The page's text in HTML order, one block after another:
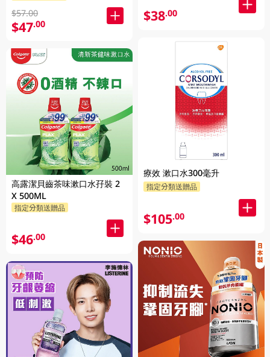
$57.00
$47.00
高露潔貝齒茶味漱口水孖裝 2
X 500ML
指定分類送贈品
$46.00
$38.00
療效 漱口水300毫升
指定分類送贈品
$105.00